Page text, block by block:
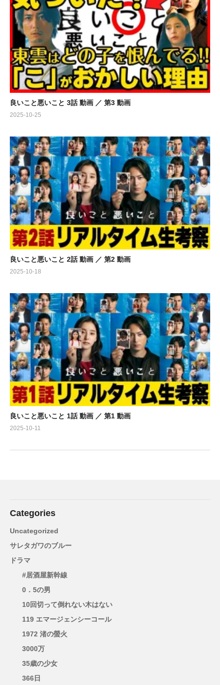
良いこと悪いこと 3話 動画 ／ 第3 動画
2025-10-25
良いこと悪いこと 2話 動画 ／ 第2 動画
2025-10-18
良いこと悪いこと 1話 動画 ／ 第1 動画
2025-10-11
Categories
Uncategorized
サレタガワのブルー
ドラマ
#居酒屋新幹線
0．5の男
10回切って倒れない木はない
119 エマージェンシーコール
1972 渚の螢火
3000万
35歳の少女
366日